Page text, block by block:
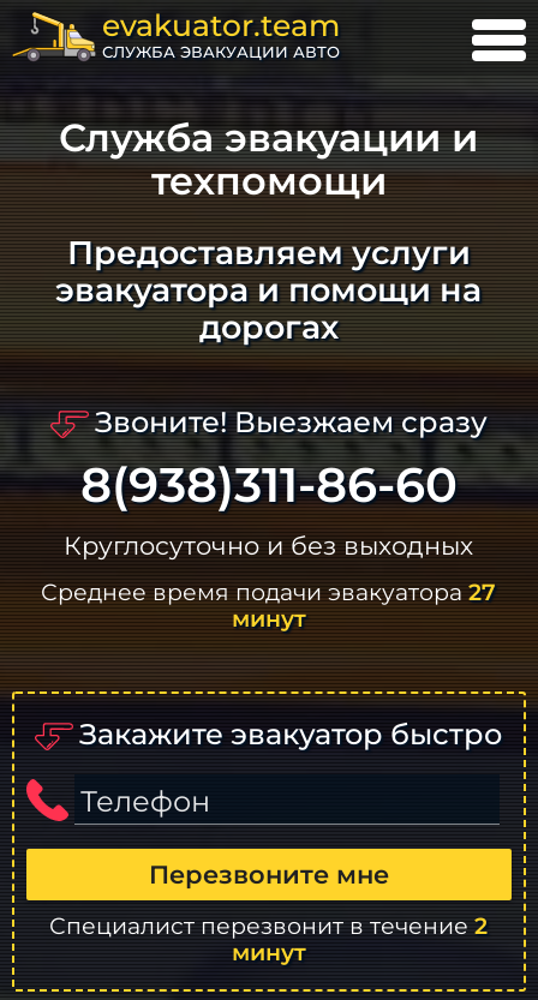
evakuator.team
СЛУЖБА ЭВАКУАЦИИ АВТО
Служба эвакуации и
техпомощи
Предоставляем услуги
эвакуатора и помощи на
дорогах
Звоните! Выезжаем сразу
8(938)311-86-60
Круглосуточно и без выходных
Среднее время подачи эвакуатора27
минут
Закажите эвакуатор быстро
Телефон
Перезвоните мне
Специалист перезвонит в течение2
минут